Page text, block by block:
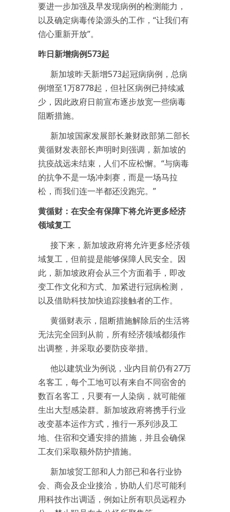
要进一步加强及早发现病例的检测能力，
以及确定病毒传染源头的工作，“让我们有
信心重新开放”。
昨日新增病例573起
新加坡昨天新增573起冠病病例，总病
例增至1万8778起，但社区病例已持续减
少，因此政府日前宣布逐步放宽一些病毒
阻断措施。
新加坡国家发展部长兼财政部第二部长
黄循财发表部长声明时则强调，新加坡的
抗疫战远未结束，人们不应松懈。“与病毒
的抗争不是一场冲刺赛，而是一场马拉
松，而我们连一半都还没跑完。”
黄循财：在安全有保障下将允许更多经济
领域复工
接下来，新加坡政府将允许更多经济领
域复工，但前提是能够保障人民安全。因
此，新加坡政府会从三个方面着手，即改
变工作文化和方式、加紧进行冠病检测，
以及借助科技加快追踪接触者的工作。
黄循财表示，阻断措施解除后的生活将
无法完全回到从前，所有经济领域都须作
出调整，并采取必要防疫举措。
他以建筑业为例说，业内目前仍有27万
名客工，每个工地可以有来自不同宿舍的
数百名客工，只要有一人染病，就可能催
生出大型感染群。新加坡政府将携手行业
改变基本运作方式，推行一系列涉及工
地、住宿和交通安排的措施，并且会确保
工友们采取额外防护措施。
新加坡贸工部和人力部已和各行业协
会、商会及企业接洽，协助人们尽可能利
用科技作出调适，例如让所有职员远程办